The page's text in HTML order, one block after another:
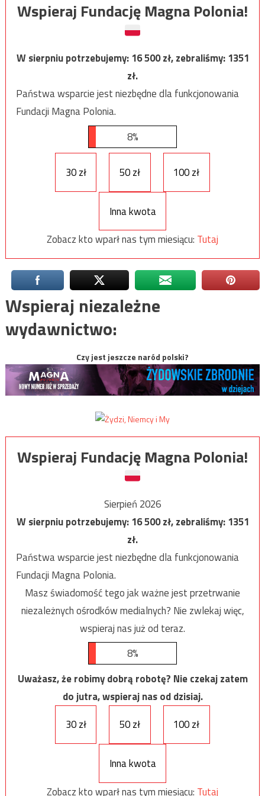
Wspieraj Fundację Magna Polonia!
W sierpniu potrzebujemy:16 500zł, zebraliśmy:1351
zł.
Państwa wsparcie jest niezbędne dla funkcjonowania
Fundacji Magna Polonia.
8%
30 zł 50 zł 100 zł
Inna kwota
Zobacz kto wparł nas tym miesiącu: Tutaj
Wspieraj niezależne
wydawnictwo:
Czy jest jeszcze naród polski?
Wspieraj Fundację Magna Polonia!
Sierpień 2026
W sierpniu potrzebujemy:16 500zł, zebraliśmy:1351
zł.
Państwa wsparcie jest niezbędne dla funkcjonowania
Fundacji Magna Polonia.
Masz świadomość tego jak ważne jest przetrwanie
niezależnych ośrodków medialnych? Nie zwlekaj więc,
wspieraj nas już od teraz.
8%
Uważasz, że robimy dobrą robotę? Nie czekaj zatem
do jutra, wspieraj nas od dzisiaj.
30 zł
50 zł 100 zł
Inna kwota
Zobacz kto wparł nas tym miesiącu: Tutaj